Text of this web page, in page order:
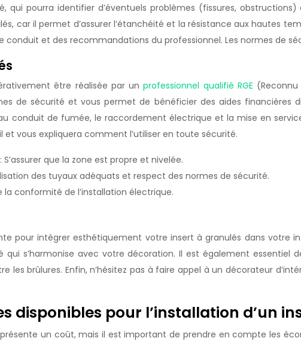
qui pourra identifier d’éventuels problèmes (fissures,
car il permet d’assurer l’étanchéité et la résistance aux hautes
et des recommandations du professionnel. Les normes de
être réalisée par unprofessionnel qualifié RGE
de sécurité et vous permet de bénéficier des aides financières
conduit de fumée, le raccordement électrique et la mise en
et vous expliquera comment l’utiliser en toute sécurité.
que la zone est propre et nivelée.
des tuyaux adéquats et respect des normes de sécurité.
conformité de l’installation électrique.
pour intégrer esthétiquement votre insert à granulés dans votre
s’harmonise avec votre décoration. Il est également essentiel
les brûlures. Enfin, n’hésitez pas à faire appel à un décorateur
disponibles pour l’installation d’un
un coût, mais il est important de prendre en compte les